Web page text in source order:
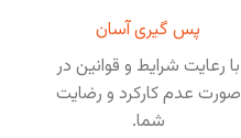
پس گیری آسان
با رعایت شرایط و قوانین در
صورت عدم کارکرد و رضایت
شما.